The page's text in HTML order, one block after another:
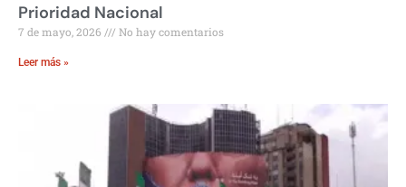
Prioridad Nacional
7 de mayo, 2026 No hay comentarios
Leer más »